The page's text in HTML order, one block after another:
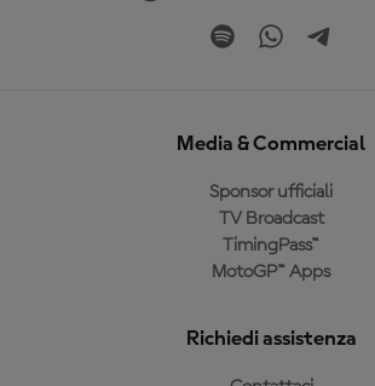
Media & Commercial
Sponsor ufficiali
TV Broadcast
TimingPass™
MotoGP™ Apps
Richiedi assistenza